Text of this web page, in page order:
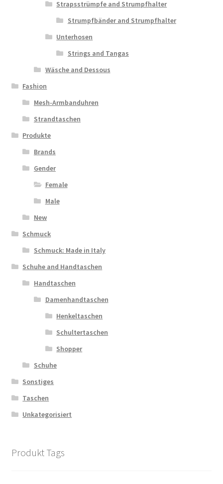
Strapsstrümpfe and Strumpfhalter
Strumpfbänder and Strumpfhalter
Unterhosen
Strings and Tangas
Wäsche and Dessous
Fashion
Mesh-Armbanduhren
Strandtaschen
Produkte
Brands
Gender
Female
Male
New
Schmuck
Schmuck: Made in Italy
Schuhe and Handtaschen
Handtaschen
Damenhandtaschen
Henkeltaschen
Schultertaschen
Shopper
Schuhe
Sonstiges
Taschen
Unkategorisiert
Produkt Tags